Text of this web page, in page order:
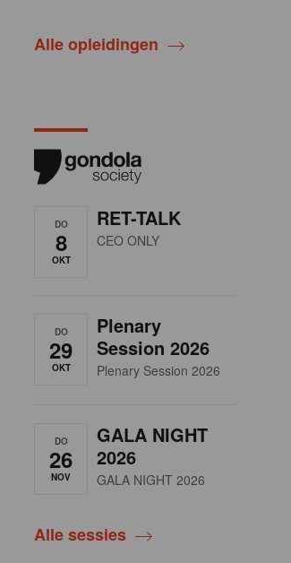
Alle opleidingen
DO
8
OKT
RET-TALK
CEO ONLY
DO
29
OKT
Plenary
Session 2026
Plenary Session 2026
DO
26
NOV
GALA NIGHT
2026
GALA NIGHT 2026
Alle sessies